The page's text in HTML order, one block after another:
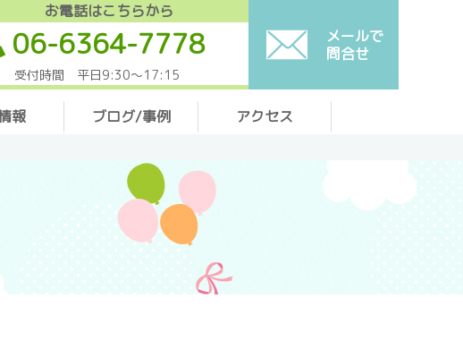
お電話はこちらから
06-6364-7778
受付時間 平日9:30～17:15
メールで
問合せ
報 ブログ/事例 アクセス